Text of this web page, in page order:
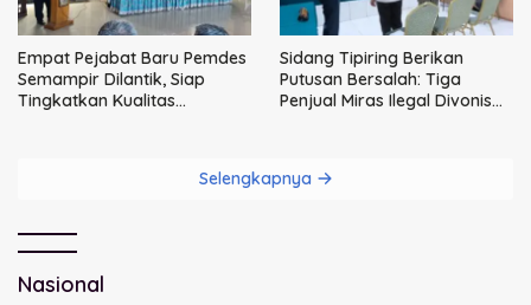
Empat Pejabat Baru Pemdes
Semampir Dilantik, Siap
Tingkatkan Kualitas
Sidang Tipiring Berikan
Putusan Bersalah: Tiga
Penjual Miras Ilegal Divonis
Selengkapnya
Nasional